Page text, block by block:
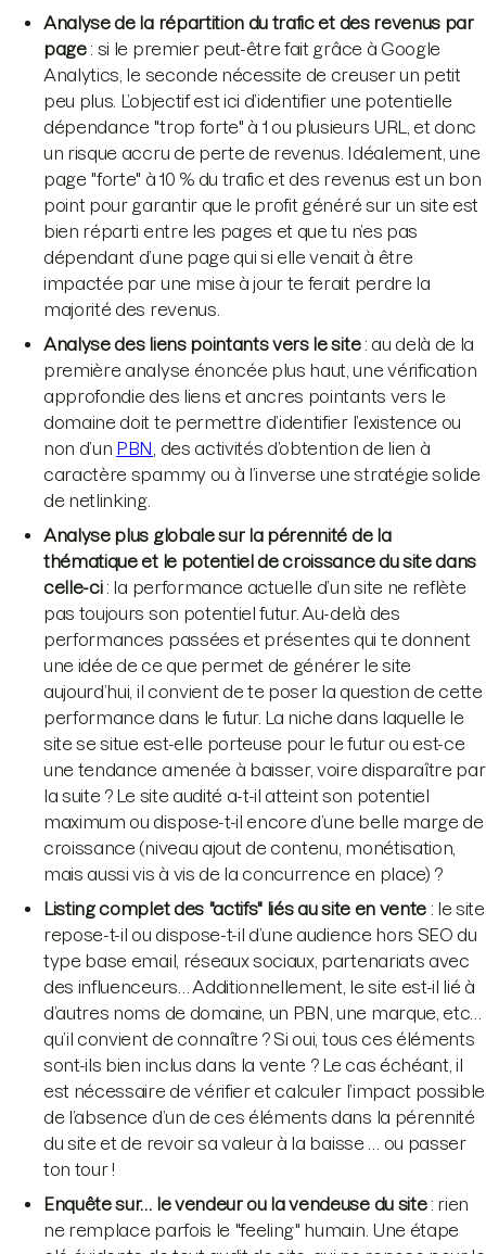
Analyse de la répartition du trafic et des revenus par
page: si le premier peut-être fait grâce à Google
Analytics, le seconde nécessite de creuser un petit
peu plus. L’objectif est ici d’identifier une potentielle
dépendance "trop forte" à 1 ou plusieurs URL, et donc
un risque accru de perte de revenus. Idéalement, une
page "forte" à 10 % du trafic et des revenus est un bon
point pour garantir que le profit généré sur un site est
bien réparti entre les pages et que tu n’es pas
dépendant d’une page qui si elle venait à être
impactée par une mise à jour te ferait perdre la
majorité des revenus.
Analyse des liens pointants vers le site: au delà de la
première analyse énoncée plus haut, une vérification
approfondie des liens et ancres pointants vers le
domaine doit te permettre d’identifier l’existence ou
non d’un PBN , des activités d’obtention de lien à
caractère spammy ou à l’inverse une stratégie solide
de netlinking.
Analyse plus globale sur la pérennité de la
thématique et le potentiel de croissance du site dans
celle-ci: la performance actuelle d’un site ne reflète
pas toujours son potentiel futur. Au-delà des
performances passées et présentes qui te donnent
une idée de ce que permet de générer le site
aujourd’hui, il convient de te poser la question de cette
performance dans le futur. La niche dans laquelle le
site se situe est-elle porteuse pour le futur ou est-ce
une tendance amenée à baisser, voire disparaître par
la suite ? Le site audité a-t-il atteint son potentiel
maximum ou dispose-t-il encore d’une belle marge de
croissance (niveau ajout de contenu, monétisation,
mais aussi vis à vis de la concurrence en place) ?
Listing complet des "actifs" liés au site en vente : le site
repose-t-il ou dispose-t-il d’une audience hors SEO du
type base email, réseaux sociaux, partenariats avec
des influenceurs… Additionnellement, le site est-il lié à
d’autres noms de domaine, un PBN, une marque, etc…
qu’il convient de connaître ? Si oui, tous ces éléments
sont-ils bien inclus dans la vente ? Le cas échéant, il
est nécessaire de vérifier et calculer l’impact possible
de l’absence d’un de ces éléments dans la pérennité
du site et de revoir sa valeur à la baisse … ou passer
ton tour !
Enquête sur… le vendeur ou la vendeuse du site: rien
ne remplace parfois le "feeling" humain. Une étape